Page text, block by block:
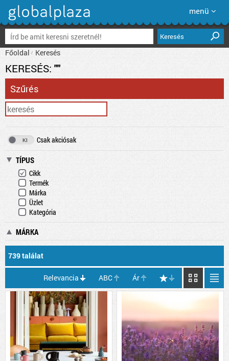
menü
Keresés
Főoldal Keresés
KERESÉS: ""
Szűrés
Csak akciósak
TÍPUS
Cikk
Termék
Márka
Üzlet
Kategória
MÁRKA
739 találat
Relevancia ABC Ár